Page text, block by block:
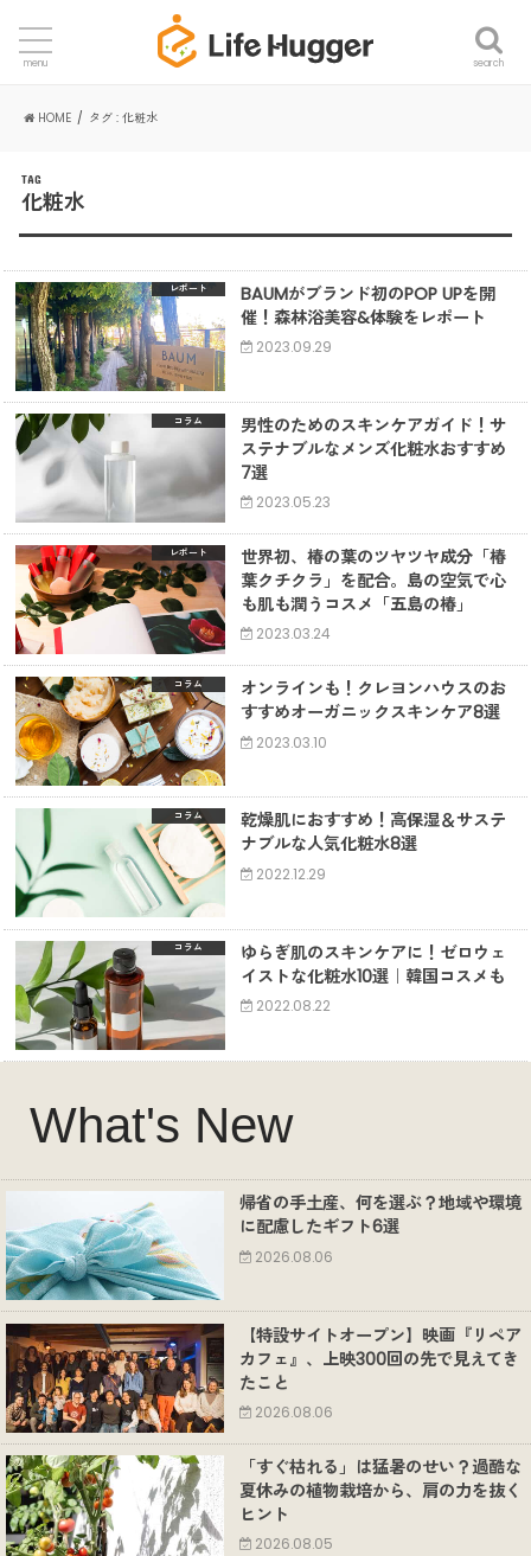
search
menu
HOME タグ : 化粧水
TAG
化粧水
レポート
BAUMがブランド初のPOP UPを開
催！森林浴美容&体験をレポート
2023.09.29
コラム
男性のためのスキンケアガイド！サ
ステナブルなメンズ化粧水おすすめ
7選
2023.05.23
レポート
世界初、椿の葉のツヤツヤ成分「椿
葉クチクラ」を配合。島の空気で心
も肌も潤うコスメ「五島の椿」
2023.03.24
コラム
オンラインも！クレヨンハウスのお
すすめオーガニックスキンケア8選
2023.03.10
コラム
乾燥肌におすすめ！高保湿＆サステ
ナブルな人気化粧水8選
2022.12.29
コラム
ゆらぎ肌のスキンケアに！ゼロウェ
イストな化粧水10選｜韓国コスメも
2022.08.22
What's New
帰省の手土産、何を選ぶ？地域や環境
に配慮したギフト6選
2026.08.06
【特設サイトオープン】映画『リペア
カフェ』、上映300回の先で見えてき
たこと
2026.08.06
「すぐ枯れる」は猛暑のせい？過酷な
夏休みの植物栽培から、肩の力を抜く
ヒント
2026.08.05